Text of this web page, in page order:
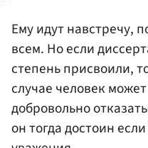
Ему идут навстречу,
всем. Но если
степень присвоили,
случае человек
добровольно
он тогда достоин